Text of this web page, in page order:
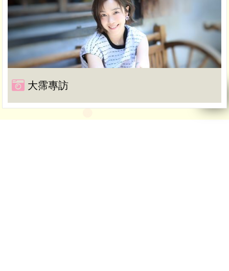
大霈專訪